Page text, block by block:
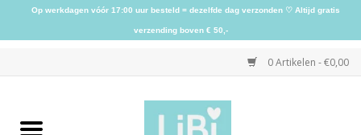
0 Artikelen - €0,00
Home
Op werkdagen vóór 17:00 uur besteld = dezelfde dag verzonden ♡ Altijd gratis
verzending boven € 50,-